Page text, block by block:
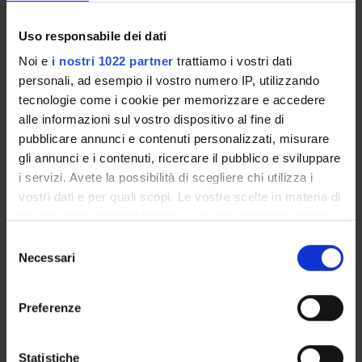
Uso responsabile dei dati
Noi e i nostri 1022 partner trattiamo i vostri dati
personali, ad esempio il vostro numero IP, utilizzando
tecnologie come i cookie per memorizzare e accedere
alle informazioni sul vostro dispositivo al fine di
pubblicare annunci e contenuti personalizzati, misurare
gli annunci e i contenuti, ricercare il pubblico e sviluppare
i servizi. Avete la possibilità di scegliere chi utilizza i
vostri dati e per quali scopi. Le vostre scelte in materia di
modificare o revocare il proprio consenso in qualsiasi
momento dalla Dichiarazione sui cookie o facendo clic
raccogliere informazioni sulla tua posizione
delNecessari
Preferenze
Statistiche
Academic Calendar
Degree Programme
Exam calendar
Notices
Thesis and internship proposals
Governing bodies
Faculty staff
STUDYING
People